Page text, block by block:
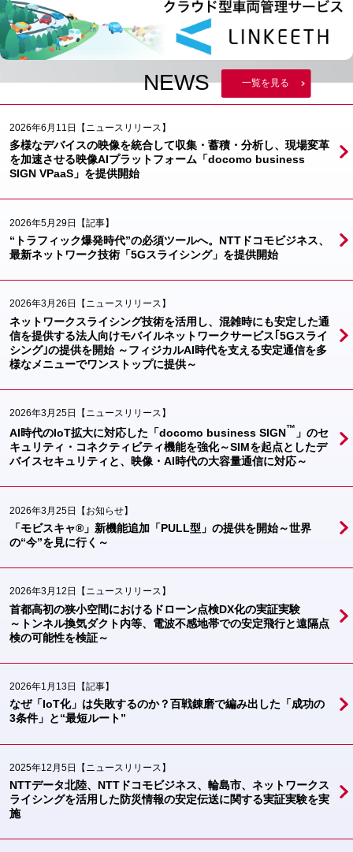
NEWS 一覧を見る
2026年6月11日 【ニュースリリース】
多様なデバイスの映像を統合して収集・蓄積・分析し、現場変革
を加速させる映像AIプラットフォーム「docomo business
SIGN VPaaS」を提供開始
2026年5月29日 【記事】
“トラフィック爆発時代”の必須ツールへ。NTTドコモビジネス、
最新ネットワーク技術「5Gスライシング」を提供開始
2026年3月26日 【ニュースリリース】
ネットワークスライシング技術を活用し、混雑時にも安定した通
信を提供する法人向けモバイルネットワークサービス｢5Gスライ
シング｣の提供を開始 ～フィジカルAI時代を支える安定通信を多
様なメニューでワンストップに提供～
2026年3月25日 【ニュースリリース】
AI時代のIoT拡大に対応した「docomo business SIGN™ 」のセ
キュリティ・コネクティビティ機能を強化～SIMを起点としたデ
バイスセキュリティと、映像・AI時代の大容量通信に対応～
2026年3月25日 【お知らせ】
「モビスキャ®」新機能追加「PULL型」の提供を開始～世界
の“今”を見に行く～
2026年3月12日 【ニュースリリース】
首都高初の狭小空間におけるドローン点検DX化の実証実験
～トンネル換気ダクト内等、電波不感地帯での安定飛行と遠隔点
検の可能性を検証～
2026年1月13日 【記事】
なぜ「IoT化」は失敗するのか？百戦錬磨で編み出した「成功の
3条件」と“最短ルート”
2025年12月5日 【ニュースリリース】
NTTデータ北陸、NTTドコモビジネス、輪島市、ネットワークス
ライシングを活用した防災情報の安定伝送に関する実証実験を実
施